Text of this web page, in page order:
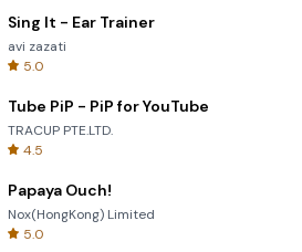
Sing It - Ear Trainer
avi zazati
5.0
Tube PiP - PiP for YouTube
TRACUP PTE.LTD.
4.5
Papaya Ouch!
Nox(HongKong) Limited
5.0